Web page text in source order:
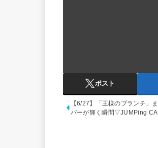
ポスト
【6/27】「王様のブランチ
バーが輝く瞬間▽JUMPing